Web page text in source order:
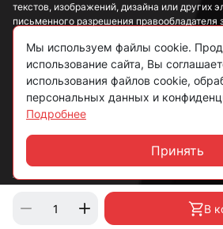
В
текстов, изображений, дизайна или других
письменного разрешения правообладателя
Информация, представленная на сайте,
ознакомительный характер и не может
публичная оферта в соответствии со ст.
Политика конфиденциальности
Согласие на обработку данных
Пользовательское соглашение
Мы используем файлы cookie.
использование сайта, Вы
использования файлов cookie,
персональных данных и
Подробнее
Принять